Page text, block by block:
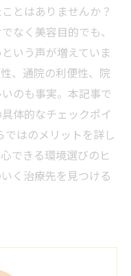
とはありませんか？
なく美容目的でも、
いう声が増えていま
、通院の利便性、院
のも事実。本記事で
体的なチェックポイ
ではのメリットを詳し
できる環境選びのヒ
く治療先を見つける